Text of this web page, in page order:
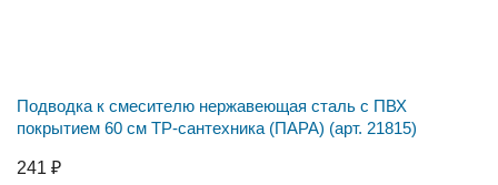
Подводка к смесителю нержавеющая сталь с ПВХ
покрытием 60 см ТР-сантехника (ПАРА) (арт. 21815)
241 ₽